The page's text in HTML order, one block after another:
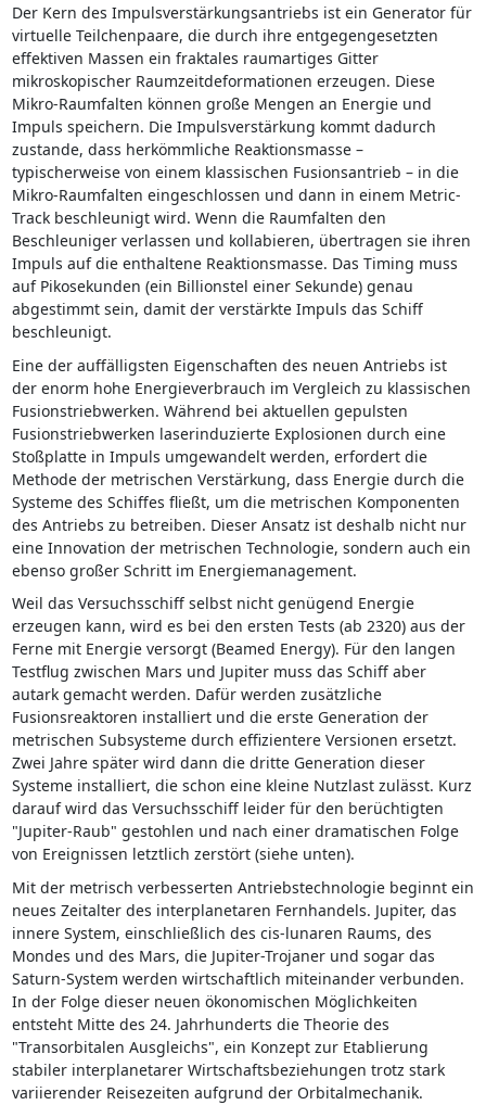
Der Kern des Impulsverstärkungsantriebs ist ein Generator für
virtuelle Teilchenpaare, die durch ihre entgegengesetzten
effektiven Massen ein fraktales raumartiges Gitter
mikroskopischer Raumzeitdeformationen erzeugen. Diese
Mikro-Raumfalten können große Mengen an Energie und
Impuls speichern. Die Impulsverstärkung kommt dadurch
zustande, dass herkömmliche Reaktionsmasse –
typischerweise von einem klassischen Fusionsantrieb – in die
Mikro-Raumfalten eingeschlossen und dann in einem Metric-
Track beschleunigt wird. Wenn die Raumfalten den
Beschleuniger verlassen und kollabieren, übertragen sie ihren
Impuls auf die enthaltene Reaktionsmasse. Das Timing muss
auf Pikosekunden (ein Billionstel einer Sekunde) genau
abgestimmt sein, damit der verstärkte Impuls das Schiff
beschleunigt.
Eine der auffälligsten Eigenschaften des neuen Antriebs ist
der enorm hohe Energieverbrauch im Vergleich zu klassischen
Fusionstriebwerken. Während bei aktuellen gepulsten
Fusionstriebwerken laserinduzierte Explosionen durch eine
Stoßplatte in Impuls umgewandelt werden, erfordert die
Methode der metrischen Verstärkung, dass Energie durch die
Systeme des Schiffes fließt, um die metrischen Komponenten
des Antriebs zu betreiben. Dieser Ansatz ist deshalb nicht nur
eine Innovation der metrischen Technologie, sondern auch ein
ebenso großer Schritt im Energiemanagement.
Weil das Versuchsschiff selbst nicht genügend Energie
erzeugen kann, wird es bei den ersten Tests (ab 2320) aus der
Ferne mit Energie versorgt (Beamed Energy). Für den langen
Testflug zwischen Mars und Jupiter muss das Schiff aber
autark gemacht werden. Dafür werden zusätzliche
Fusionsreaktoren installiert und die erste Generation der
metrischen Subsysteme durch effizientere Versionen ersetzt.
Zwei Jahre später wird dann die dritte Generation dieser
Systeme installiert, die schon eine kleine Nutzlast zulässt. Kurz
darauf wird das Versuchsschiff leider für den berüchtigten
"Jupiter-Raub" gestohlen und nach einer dramatischen Folge
von Ereignissen letztlich zerstört (siehe unten).
Mit der metrisch verbesserten Antriebstechnologie beginnt ein
neues Zeitalter des interplanetaren Fernhandels. Jupiter, das
innere System, einschließlich des cis-lunaren Raums, des
Mondes und des Mars, die Jupiter-Trojaner und sogar das
Saturn-System werden wirtschaftlich miteinander verbunden.
In der Folge dieser neuen ökonomischen Möglichkeiten
entsteht Mitte des 24. Jahrhunderts die Theorie des
"Transorbitalen Ausgleichs", ein Konzept zur Etablierung
stabiler interplanetarer Wirtschaftsbeziehungen trotz stark
variierender Reisezeiten aufgrund der Orbitalmechanik.